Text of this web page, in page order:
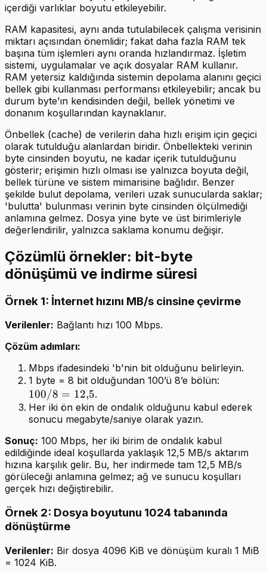
içerdiği varlıklar boyutu etkileyebilir.
RAM kapasitesi, aynı anda tutulabilecek çalışma verisinin
miktarı açısından önemlidir; fakat daha fazla RAM tek
başına tüm işlemleri aynı oranda hızlandırmaz. İşletim
sistemi, uygulamalar ve açık dosyalar RAM kullanır.
RAM yetersiz kaldığında sistemin depolama alanını geçici
bellek gibi kullanması performansı etkileyebilir; ancak bu
durum byte’ın kendisinden değil, bellek yönetimi ve
donanım koşullarından kaynaklanır.
Önbellek (cache) de verilerin daha hızlı erişim için geçici
olarak tutulduğu alanlardan biridir. Önbellekteki verinin
byte cinsinden boyutu, ne kadar içerik tutulduğunu
gösterir; erişimin hızlı olması ise yalnızca boyuta değil,
bellek türüne ve sistem mimarisine bağlıdır. Benzer
şekilde bulut depolama, verileri uzak sunucularda saklar;
'bulutta' bulunması verinin byte cinsinden ölçülmediği
anlamına gelmez. Dosya yine byte ve üst birimleriyle
değerlendirilir, yalnızca saklama konumu değişir.
Çözümlü örnekler: bit-byte
dönüşümü ve indirme süresi
Örnek 1: İnternet hızını MB/s cinsine çevirme
Verilenler: Bağlantı hızı 100 Mbps.
Çözüm adımları:
Mbps ifadesindeki 'b'nin bit olduğunu belirleyin.
1 byte = 8 bit olduğundan 100’ü 8’e bölün:
12{,}5
100/8 = 12,5.
Her iki ön ekin de ondalık olduğunu kabul ederek
sonucu megabyte/saniye olarak yazın.
Sonuç: 100 Mbps, her iki birim de ondalık kabul
edildiğinde ideal koşullarda yaklaşık 12,5 MB/s aktarım
hızına karşılık gelir. Bu, her indirmede tam 12,5 MB/s
görüleceği anlamına gelmez; ağ ve sunucu koşulları
gerçek hızı değiştirebilir.
Örnek 2: Dosya boyutunu 1024 tabanında
dönüştürme
Verilenler: Bir dosya 4096 KiB ve dönüşüm kuralı 1 MiB
= 1024 KiB.